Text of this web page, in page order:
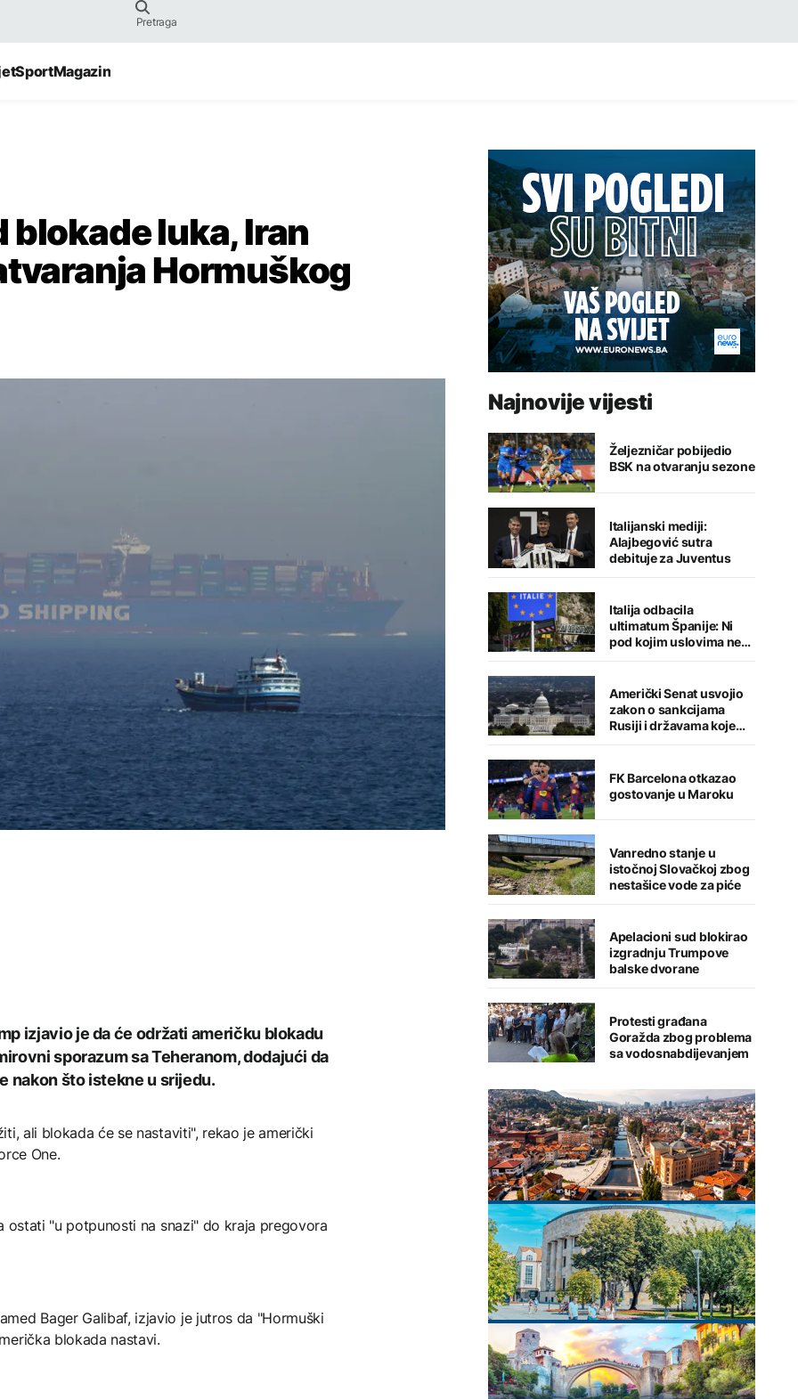
SportMagazin
luka, Iran
Hormuškog
izjavio je da će održati američku blokadu
sporazum sa Teheranom, dodajući da
nakon što istekne u srijedu.
ali blokada će se nastaviti", rekao je američki
One.
ostati "u potpunosti na snazi" do kraja pregovora
Bager Galibaf, izjavio je jutros da "Hormuški
blokada nastavi.
Najnovije vijesti
Željezničar pobijedio
BSK na otvaranju sezone
Italijanski mediji:
Alajbegović sutra
debituje za Juventus
Italija odbacila
ultimatum Španije: Ni
pod kojim uslovima ne
namjeravamo da
Američki Senat usvojio
zakon o sankcijama
Rusiji i državama koje
kupuju njenu naftu i gas
FK Barcelona otkazao
gostovanje u Maroku
Vanredno stanje u
istočnoj Slovačkoj zbog
nestašice vode za piće
Apelacioni sud blokirao
izgradnju Trumpove
balske dvorane
Protesti građana
Goražda zbog problema
sa vodosnabdijevanjem